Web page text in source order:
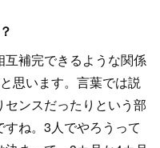
補完できるような関係
思います。言葉では説
ンスだったりという部
ね。3人でやろうって